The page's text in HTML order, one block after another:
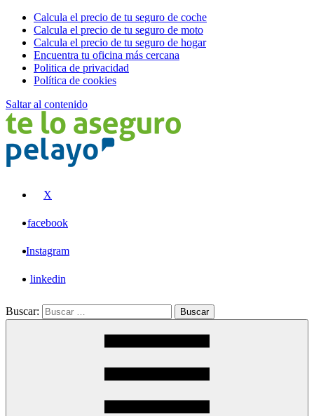
Calcula el precio de tu seguro de coche
Calcula el precio de tu seguro de moto
Calcula el precio de tu seguro de hogar
Encuentra tu oficina más cercana
Politica de privacidad
Política de cookies
Saltar al contenido
Pelayo
X
facebook
Instagram
linkedin
Buscar: Buscar